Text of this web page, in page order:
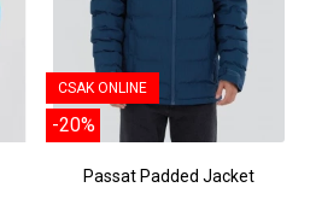
CSAK ONLINE
-20%
Passat Padded Jacket